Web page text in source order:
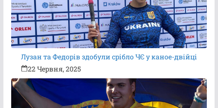
Лузан та Федорів здобули срібло ЧЄ у каное-двійці
22 Червня, 2025